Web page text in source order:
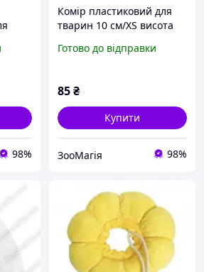
98%
Комір пластиковий для
тварин 10 см/XS висота
Готово до відправки
85₴
Купити
ЗооМагія 98%